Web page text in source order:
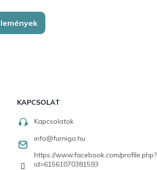
KAPCSOLAT
Kapcsolatok
info@furnigo.hu
https://www.facebook.com/profile.php?
id=61561070381593